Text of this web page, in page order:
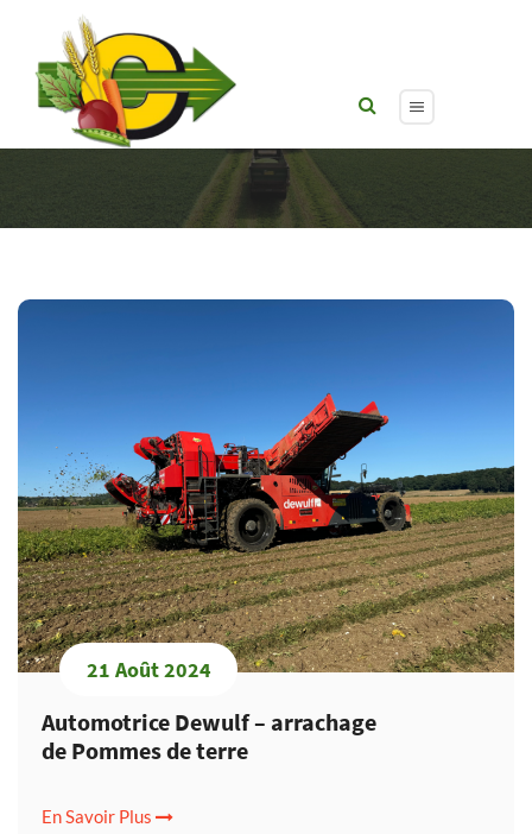
Gallery Categories : Notre matériel
21 Août 2024
Automotrice Dewulf – arrachage
de Pommes de terre
En Savoir Plus